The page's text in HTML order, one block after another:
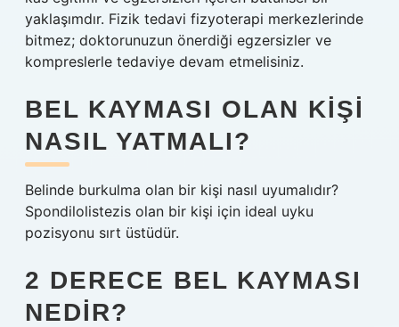
yaklaşımdır. Fizik tedavi fizyoterapi merkezlerinde
bitmez; doktorunuzun önerdiği egzersizler ve
kompreslerle tedaviye devam etmelisiniz.
BEL KAYMASI OLAN KIŞI
NASIL YATMALI?
Belinde burkulma olan bir kişi nasıl uyumalıdır?
Spondilolistezis olan bir kişi için ideal uyku
pozisyonu sırt üstüdür.
2 DERECE BEL KAYMASI
NEDIR?